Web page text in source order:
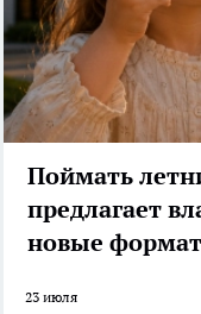
Поймать
предлагает
новые
23 июля